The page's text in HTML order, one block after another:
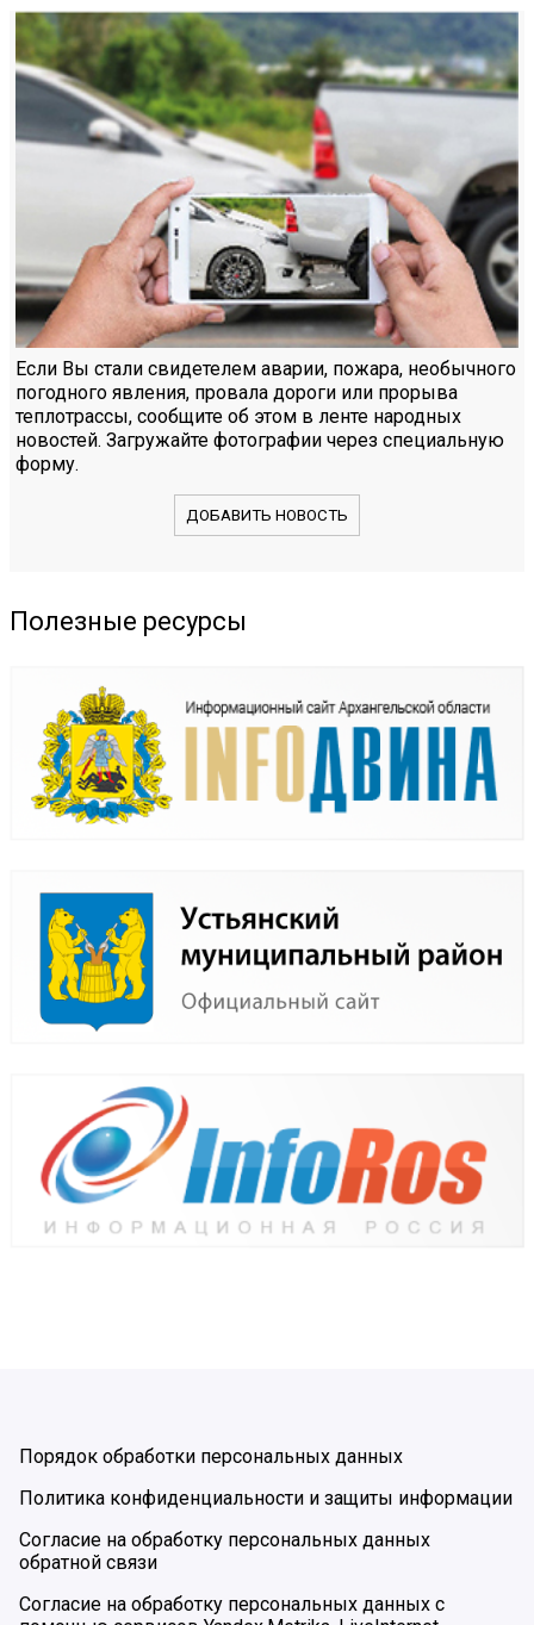
Если Вы стали свидетелем аварии, пожара, необычного
погодного явления, провала дороги или прорыва
теплотрассы, сообщите об этом в ленте народных
новостей. Загружайте фотографии через специальную
форму.
ДОБАВИТЬ НОВОСТЬ
Полезные ресурсы
Порядок обработки персональных данных
Политика конфиденциальности и защиты информации
Согласие на обработку персональных данных
обратной связи
Согласие на обработку персональных данных с